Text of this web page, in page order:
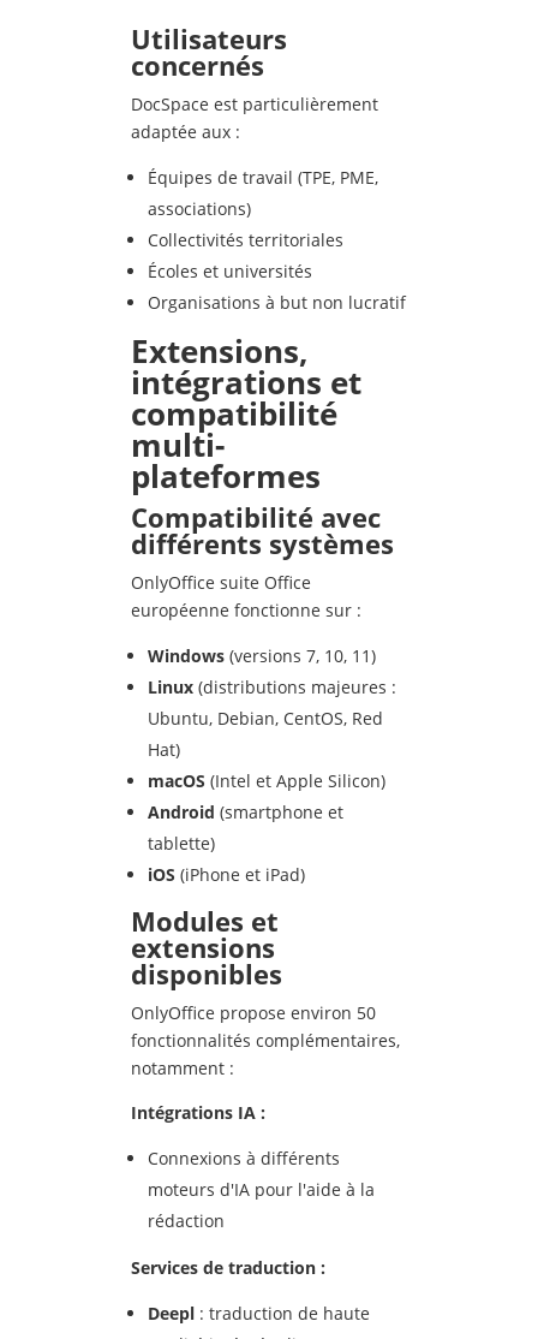
Utilisateurs
concernés
DocSpace est particulièrement
adaptée aux :
Équipes de travail (TPE, PME,
associations)
Collectivités territoriales
Écoles et universités
Organisations à but non lucratif
Extensions,
intégrations et
compatibilité
multi-
plateformes
Compatibilité avec
différents systèmes
OnlyOffice suite Office
européenne fonctionne sur :
Windows (versions 7, 10, 11)
Linux (distributions majeures :
Ubuntu, Debian, CentOS, Red
Hat)
macOS (Intel et Apple Silicon)
Android (smartphone et
tablette)
iOS (iPhone et iPad)
Modules et
extensions
disponibles
OnlyOffice propose environ 50
fonctionnalités complémentaires,
notamment :
Intégrations IA :
Connexions à différents
moteurs d'IA pour l'aide à la
rédaction
Services de traduction :
Deepl : traduction de haute